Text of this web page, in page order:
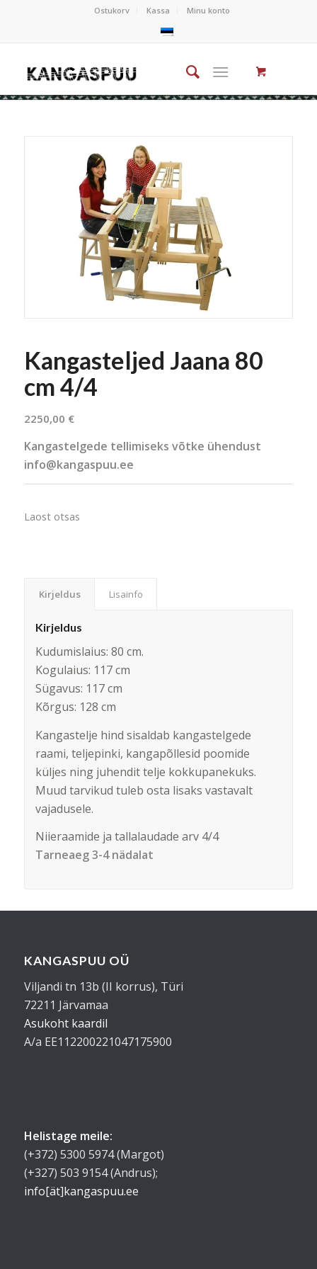
Ostukorv Kassa Minu konto
Kangasteljed Jaana 80
cm 4/4
2250,00 €
Kangastelgede tellimiseks võtke ühendust
info@kangaspuu.ee
Laost otsas
Kirjeldus Lisainfo
Kirjeldus
Kudumislaius: 80 cm.
Kogulaius: 117 cm
Sügavus: 117 cm
Kõrgus: 128 cm
Kangastelje hind sisaldab kangastelgede
raami, teljepinki, kangapõllesid poomide
küljes ning juhendit telje kokkupanekuks.
Muud tarvikud tuleb osta lisaks vastavalt
vajadusele.
Niieraamide ja tallalaudade arv 4/4
Tarneaeg 3-4 nädalat
KANGASPUU OÜ
Viljandi tn 13b (II korrus), Türi
72211 Järvamaa
Asukoht kaardil
A/a EE112200221047175900
Helistage meile:
(+372) 5300 5974 (Margot)
(+327) 503 9154 (Andrus);
info[ät]kangaspuu.ee